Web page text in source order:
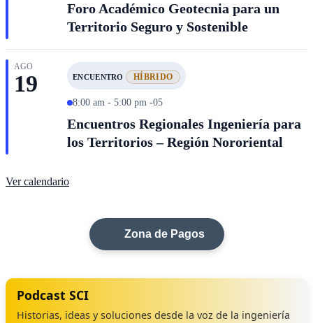
Foro Académico Geotecnia para un
Territorio Seguro y Sostenible
AGO
19 ENCUENTRO HÍBRIDO
8:00 am - 5:00 pm -05
Encuentros Regionales Ingeniería para
los Territorios – Región Nororiental
Ver calendario
Zona de Pagos
Podcast SCI
Historias, ideas y soluciones desde la voz de la ingeniería